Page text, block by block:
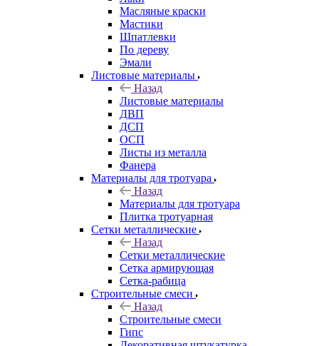
Масляные краски
Мастики
Шпатлевки
По дереву
Эмали
Листовые материалы
Назад
Листовые материалы
ДВП
ДСП
ОСП
Листы из металла
Фанера
Материалы для тротуара
Назад
Материалы для тротуара
Плитка тротуарная
Сетки металлические
Назад
Сетки металлические
Сетка армирующая
Сетка-рабица
Строительные смеси
Назад
Строительные смеси
Гипс